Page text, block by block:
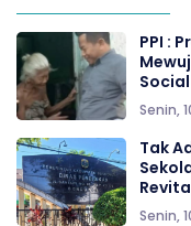
PPI :
Senin,
Tak
Senin,